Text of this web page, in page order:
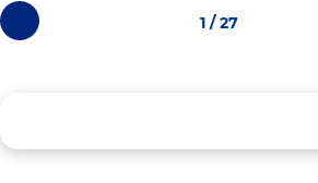
Photos
précédentes
1 / 27